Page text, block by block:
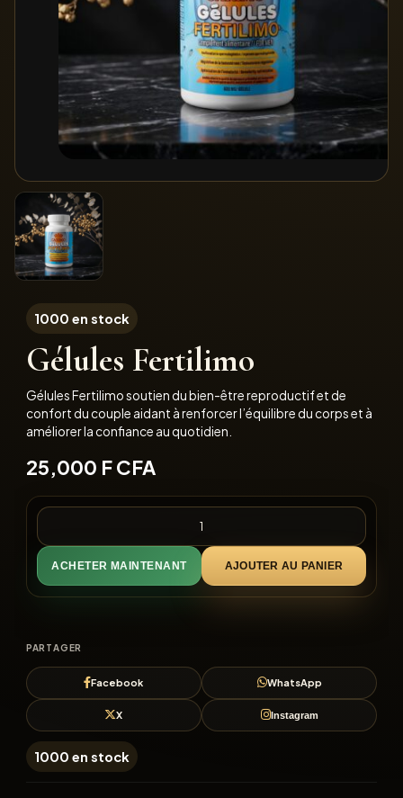
Gélules Fertilimo
25,000 F CFA
Gélules Fertilimo soutien du bien-être reproductif et de
confort du couple aidant à renforcer l’équilibre du corps et à
améliorer la confiance au quotidien.
1000 en stock
AJOUTER AU PANIER
ACHETER MAINTENANT
PARTAGER
Facebook WhatsApp
X Instagram
1000 en stock